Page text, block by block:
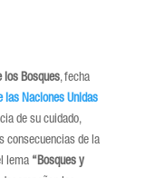
los Bosques, fecha
las Naciones Unidas
de su cuidado,
consecuencias de la
lema “Bosques y